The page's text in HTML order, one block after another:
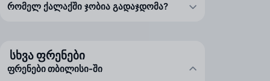
რომელ ქალაქში ჯობია გადაჯდომა?
სხვა ფრენები
ფრენები თბილისი-ში